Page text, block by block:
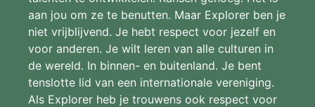
aan jou om ze te benutten. Maar Explorer ben je
niet vrijblijvend. Je hebt respect voor jezelf en
voor anderen. Je wilt leren van alle culturen in
de wereld. In binnen- en buitenland. Je bent
tenslotte lid van een internationale vereniging.
Als Explorer heb je trouwens ook respect voor